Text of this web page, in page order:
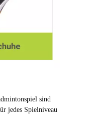
sind
jedes Spielniveau